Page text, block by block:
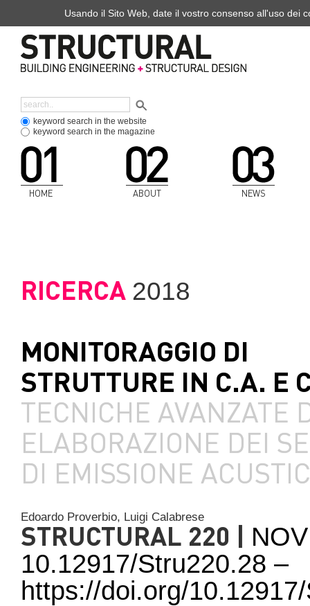
keyword search in the website
keyword search in the magazine
HOME ABOUT NEWS
RICERCA 2018
MONITORAGGIO DI
STRUTTURE IN C.A. E
TECNICHE AVANZATE
ELABORAZIONE DEI
DI EMISSIONE
Edoardo Proverbio, Luigi Calabrese
STRUCTURAL 220 |
10.12917/Stru220.28 –
https://doi.org/
Usando il Sito Web, date il vostro consenso all'uso